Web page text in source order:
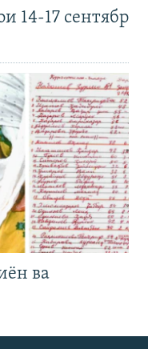
14-17 сентябр
ва